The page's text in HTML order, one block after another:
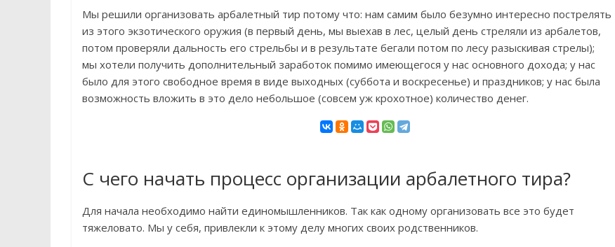
Мы решили организовать арбалетный тир потому что: нам самим было безумно интересно пострелять
из этого экзотического оружия (в первый день, мы выехав в лес, целый день стреляли из арбалетов,
потом проверяли дальность его стрельбы и в результате бегали потом по лесу разыскивая стрелы);
мы хотели получить дополнительный заработок помимо имеющегося у нас основного дохода; у нас
было для этого свободное время в виде выходных (суббота и воскресенье) и праздников; у нас была
возможность вложить в это дело небольшое (совсем уж крохотное) количество денег.
С чего начать процесс организации арбалетного тира?
Для начала необходимо найти единомышленников. Так как одному организовать все это будет
тяжеловато. Мы у себя, привлекли к этому делу многих своих родственников.